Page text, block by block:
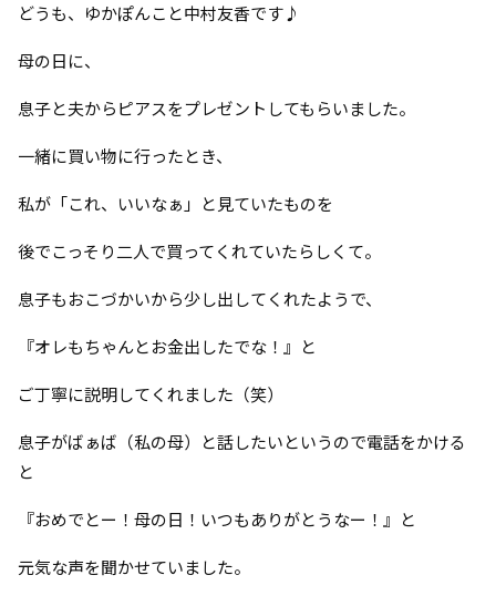
どうも、ゆかぽんこと中村友香です♪
母の日に、
息子と夫からピアスをプレゼントしてもらいました。
一緒に買い物に行ったとき、
私が「これ、いいなぁ」と見ていたものを
後でこっそり二人で買ってくれていたらしくて。
息子もおこづかいから少し出してくれたようで、
『オレもちゃんとお金出したでな！』と
ご丁寧に説明してくれました（笑）
息子がばぁば（私の母）と話したいというので電話をかける
と
『おめでとー！母の日！いつもありがとうなー！』と
元気な声を聞かせていました。